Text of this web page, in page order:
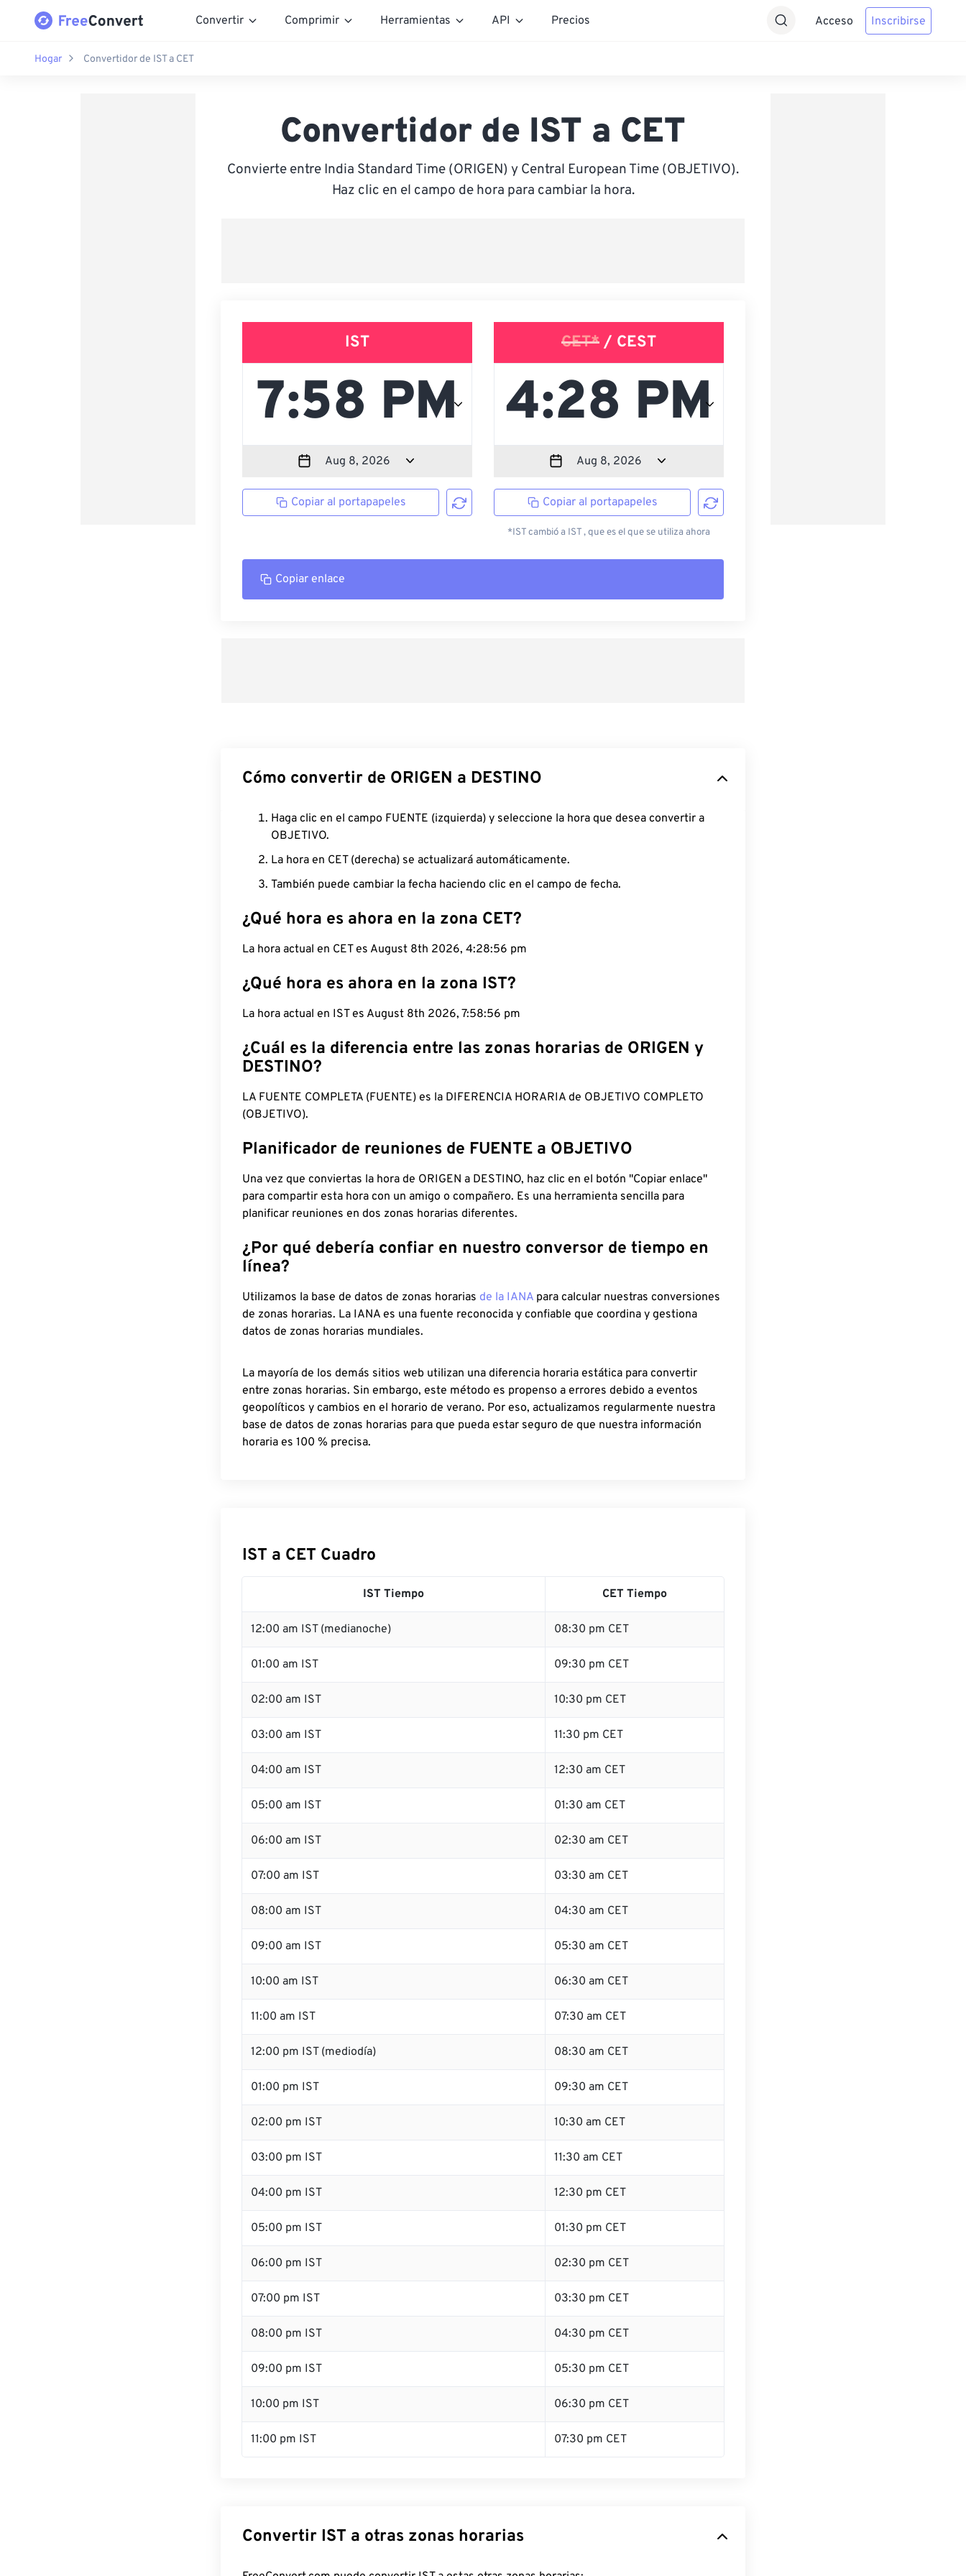
Convertir Comprimir Herramientas API Precios Acceso Inscribirse
Hogar Convertidor de IST a CET
Convertidor de IST a CET
Convierte entre India Standard Time (ORIGEN) y Central European Time (OBJETIVO).
Haz clic en el campo de hora para cambiar la hora.
IST
Copiar al portapapeles
CET* / CEST
Copiar al portapapeles
*IST cambió a IST , que es el que se utiliza ahora
Copiar enlace
Cómo convertir de ORIGEN a DESTINO
Haga clic en el campo FUENTE (izquierda) y seleccione la hora que desea convertir a
OBJETIVO.
La hora en CET (derecha) se actualizará automáticamente.
También puede cambiar la fecha haciendo clic en el campo de fecha.
¿Qué hora es ahora en la zona CET?
La hora actual en CET es August 8th 2026, 4:28:57 pm
¿Qué hora es ahora en la zona IST?
La hora actual en IST es August 8th 2026, 7:58:57 pm
¿Cuál es la diferencia entre las zonas horarias de ORIGEN y
DESTINO?
LA FUENTE COMPLETA (FUENTE) es la DIFERENCIA HORARIA de OBJETIVO COMPLETO
(OBJETIVO).
Planificador de reuniones de FUENTE a OBJETIVO
Una vez que conviertas la hora de ORIGEN a DESTINO, haz clic en el botón "Copiar enlace"
para compartir esta hora con un amigo o compañero. Es una herramienta sencilla para
planificar reuniones en dos zonas horarias diferentes.
¿Por qué debería confiar en nuestro conversor de tiempo en
línea?
Utilizamos la base de datos de zonas horarias de la IANA para calcular nuestras conversiones
de zonas horarias. La IANA es una fuente reconocida y confiable que coordina y gestiona
datos de zonas horarias mundiales.
La mayoría de los demás sitios web utilizan una diferencia horaria estática para convertir
entre zonas horarias. Sin embargo, este método es propenso a errores debido a eventos
geopolíticos y cambios en el horario de verano. Por eso, actualizamos regularmente nuestra
base de datos de zonas horarias para que pueda estar seguro de que nuestra información
horaria es 100 % precisa.
IST a CET Cuadro
IST Tiempo CET Tiempo
12:00 am IST (medianoche) 08:30 pm CET
01:00 am IST 09:30 pm CET
02:00 am IST 10:30 pm CET
03:00 am IST 11:30 pm CET
04:00 am IST 12:30 am CET
05:00 am IST 01:30 am CET
06:00 am IST 02:30 am CET
07:00 am IST 03:30 am CET
08:00 am IST 04:30 am CET
09:00 am IST 05:30 am CET
10:00 am IST 06:30 am CET
11:00 am IST 07:30 am CET
12:00 pm IST (mediodía) 08:30 am CET
01:00 pm IST 09:30 am CET
02:00 pm IST 10:30 am CET
03:00 pm IST 11:30 am CET
04:00 pm IST 12:30 pm CET
05:00 pm IST 01:30 pm CET
06:00 pm IST 02:30 pm CET
07:00 pm IST 03:30 pm CET
08:00 pm IST 04:30 pm CET
09:00 pm IST 05:30 pm CET
10:00 pm IST 06:30 pm CET
11:00 pm IST 07:30 pm CET
Convertir IST a otras zonas horarias